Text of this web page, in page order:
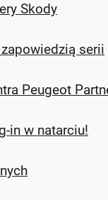
Skody
serii
Peugeot
in w natarciu!